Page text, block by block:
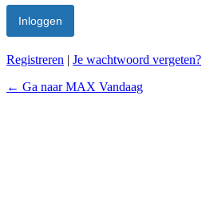
Registreren | Je wachtwoord vergeten?
← Ga naar MAX Vandaag